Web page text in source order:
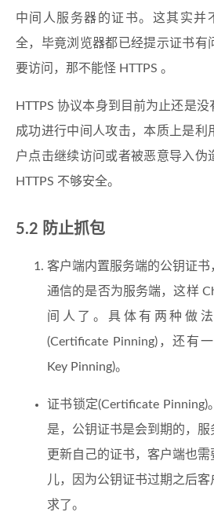
中间人服务器的证书。这其实并
全，毕竟浏览器都已经提示证书有
要访问，那不能怪 HTTPS 。
HTTPS 协议本身到目前为止还是
成功进行中间人攻击，本质上是利
户点击继续访问或者被恶意导入伪
HTTPS 不够安全。
5.2 防止抓包
客户端内置服务端的公钥证
通信的是否为服务端，这样
间人了。具体有两种做
(Certificate Pinning)，还有
Key Pinning)。
证书锁定(Certificate Pinning)
是，公钥证书是会到期的，
更新自己的证书，客户端也
儿，因为公钥证书过期之后
求了。